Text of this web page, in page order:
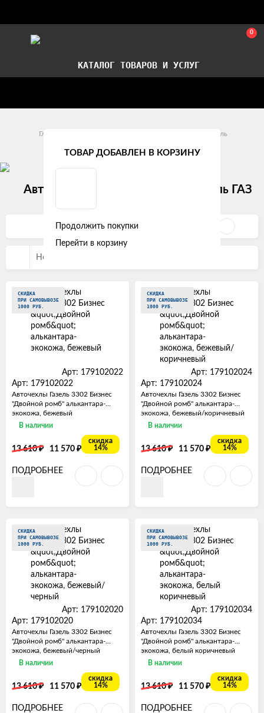
0
КАТАЛОГ ТОВАРОВ И УСЛУГ
Главная Газель
Автомобильные чехлы на ГАЗ Газель ГАЗ
Газель Бизнес 3302 (3 места)
Фильтр
Новые и популярные
СКИДКА
ПРИ САМОВЫВОЗЕ
1000 РУБ.
Арт: 179102022
Арт: 179102022
Авточехлы Газель 3302 Бизнес
"Двойной ромб" алькантара-
экокожа, бежевый
В наличии
13 610₽ 11 570 ₽
скидка
14%
ПОДРОБНЕЕ
СКИДКА
ПРИ САМОВЫВОЗЕ
1000 РУБ.
Арт: 179102024
Арт: 179102024
Авточехлы Газель 3302 Бизнес
"Двойной ромб" алькантара-
экокожа, бежевый/коричневый
В наличии
13 610₽ 11 570 ₽
скидка
14%
ПОДРОБНЕЕ
СКИДКА
ПРИ САМОВЫВОЗЕ
1000 РУБ.
Арт: 179102020
Арт: 179102020
Авточехлы Газель 3302 Бизнес
"Двойной ромб" алькантара-
экокожа, бежевый/черный
В наличии
13 610₽ 11 570 ₽
скидка
14%
ПОДРОБНЕЕ
СКИДКА
ПРИ САМОВЫВОЗЕ
1000 РУБ.
Арт: 179102034
Арт: 179102034
Авточехлы Газель 3302 Бизнес
"Двойной ромб" алькантара-
экокожа, белый коричневый
В наличии
13 610₽ 11 570 ₽
скидка
14%
ПОДРОБНЕЕ
ТОВАР ДОБАВЛЕН В КОРЗИНУ
Продолжить покупки
Перейти в корзину